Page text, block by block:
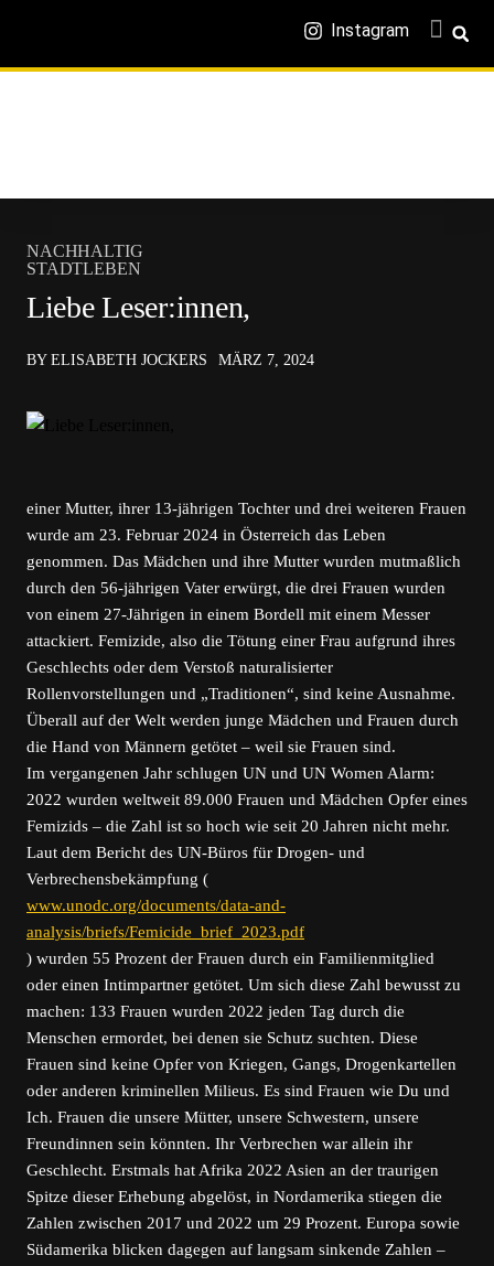
Instagram
NACHHALTIG
STADTLEBEN
Liebe Leser:innen,
BY ELISABETH JOCKERS MÄRZ 7, 2024
einer Mutter, ihrer 13-jährigen Tochter und drei weiteren Frauen
wurde am 23. Februar 2024 in Österreich das Leben
genommen. Das Mädchen und ihre Mutter wurden mutmaßlich
durch den 56-jährigen Vater erwürgt, die drei Frauen wurden
von einem 27-Jährigen in einem Bordell mit einem Messer
attackiert. Femizide, also die Tötung einer Frau aufgrund ihres
Geschlechts oder dem Verstoß naturalisierter
Rollenvorstellungen und „Traditionen“, sind keine Ausnahme.
Überall auf der Welt werden junge Mädchen und Frauen durch
die Hand von Männern getötet – weil sie Frauen sind.
Im vergangenen Jahr schlugen UN und UN Women Alarm:
2022 wurden weltweit 89.000 Frauen und Mädchen Opfer eines
Femizids – die Zahl ist so hoch wie seit 20 Jahren nicht mehr.
Laut dem Bericht des UN-Büros für Drogen- und
Verbrechensbekämpfung (
www.unodc.org/documents/data-and-
analysis/briefs/Femicide_brief_2023.pdf
) wurden 55 Prozent der Frauen durch ein Familienmitglied
oder einen Intimpartner getötet. Um sich diese Zahl bewusst zu
machen: 133 Frauen wurden 2022 jeden Tag durch die
Menschen ermordet, bei denen sie Schutz suchten. Diese
Frauen sind keine Opfer von Kriegen, Gangs, Drogenkartellen
oder anderen kriminellen Milieus. Es sind Frauen wie Du und
Ich. Frauen die unsere Mütter, unsere Schwestern, unsere
Freundinnen sein könnten. Ihr Verbrechen war allein ihr
Geschlecht. Erstmals hat Afrika 2022 Asien an der traurigen
Spitze dieser Erhebung abgelöst, in Nordamerika stiegen die
Zahlen zwischen 2017 und 2022 um 29 Prozent. Europa sowie
Südamerika blicken dagegen auf langsam sinkende Zahlen –